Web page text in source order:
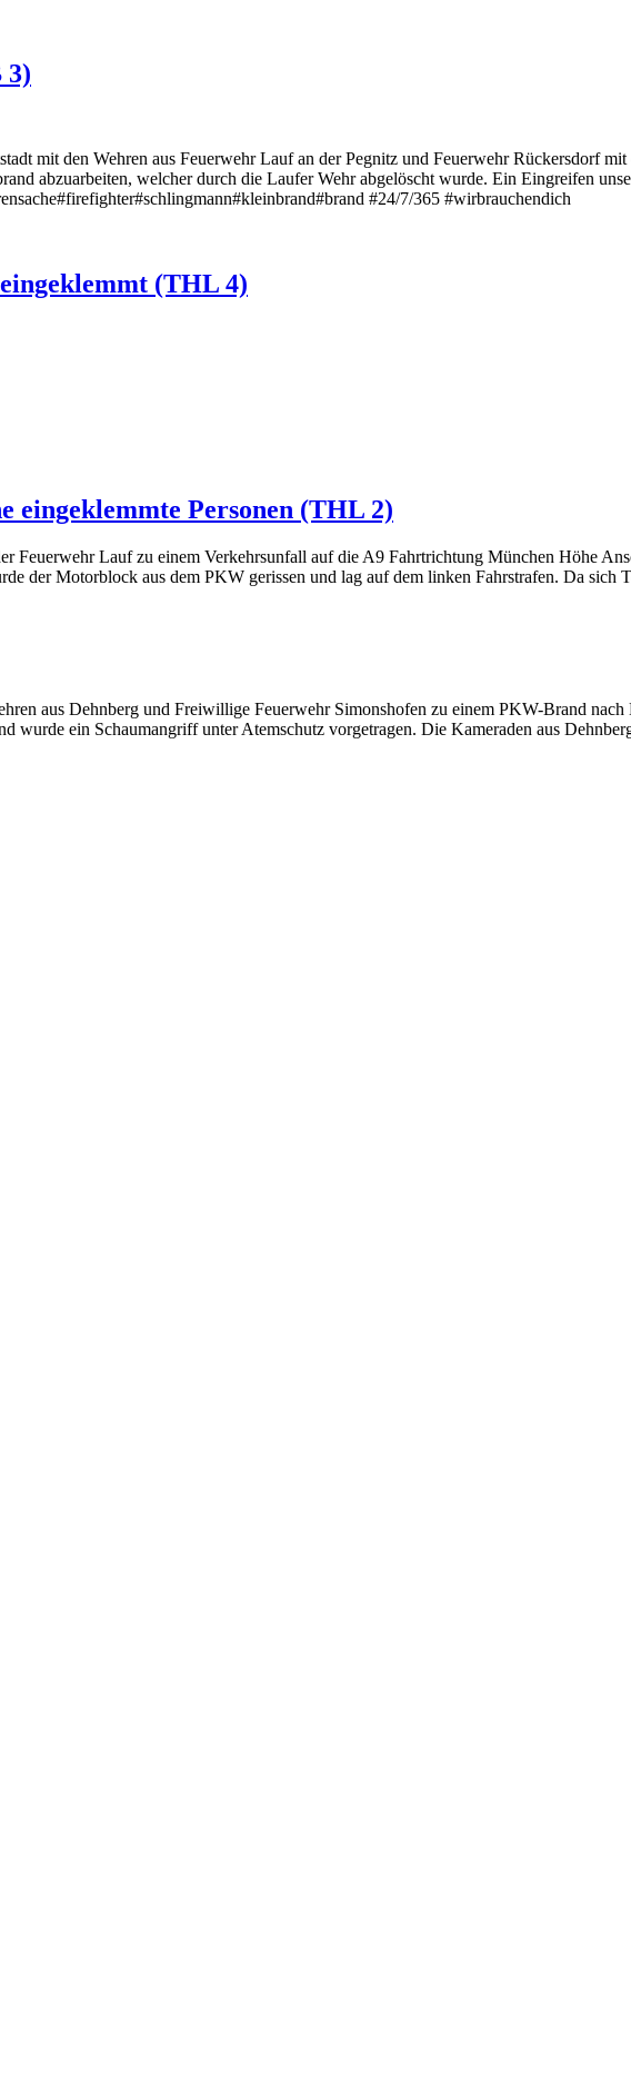
3)
mit den Wehren aus Feuerwehr Lauf an der Pegnitz und Feuerwehr Rückersdorf
abzuarbeiten, welcher durch die Laufer Wehr abgelöscht wurde. Ein Eingreifen
#24/7/365 #wirbrauchendich
(THL 4)
eingeklemmte Personen (THL 2)
Feuerwehr Lauf zu einem Verkehrsunfall auf die A9 Fahrtrichtung München Höhe
der Motorblock aus dem PKW gerissen und lag auf dem linken Fahrstrafen. Da sich
aus Dehnberg und Freiwillige Feuerwehr Simonshofen zu einem PKW-Brand
wurde ein Schaumangriff unter Atemschutz vorgetragen. Die Kameraden aus